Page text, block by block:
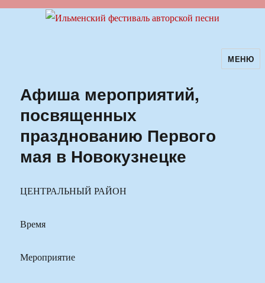
Ильменский фестиваль авторской
песни
МЕНЮ
Афиша мероприятий,
посвященных
празднованию Первого
мая в Новокузнецке
ЦЕНТРАЛЬНЫЙ РАЙОН
Время
Мероприятие